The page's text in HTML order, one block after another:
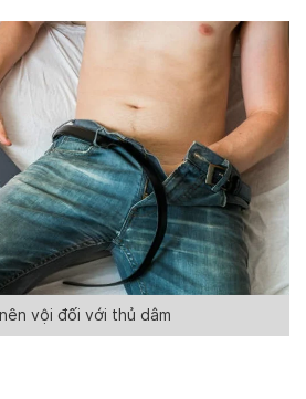
vội đối với thủ dâm